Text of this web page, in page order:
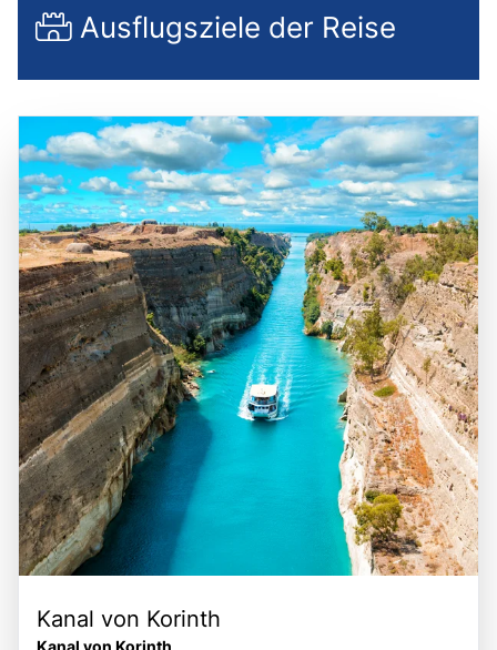
Ausflugsziele der Reise
Kanal von Korinth
Kanal von Korinth